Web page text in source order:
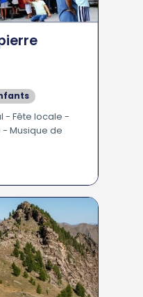
- Fête locale -
Musique de